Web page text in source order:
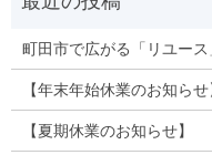
町田市で広がる「リユー
【年末年始休業のお知らせ
【夏期休業のお知らせ】